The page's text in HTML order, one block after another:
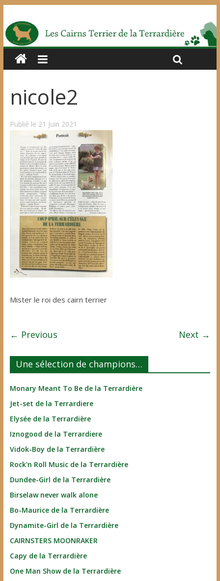
nicole2
Publié le 21 Juin 2021
Mister le roi des cairn terrier
← Previous Next →
Une sélection de champions…
Monary Meant To Be de la Terrardière
Jet-set de la Terrardiere
Elysée de la Terrardière
Iznogood de la Terrardiere
Vidok-Boy de la Terrardière
Rock'n Roll Music de la Terrardière
Dundee-Girl de la Terrardière
Birselaw never walk alone
Bo-Maurice de la Terrardière
Dynamite-Girl de la Terrardière
CAIRNSTERS MOONRAKER
Capy de la Terrardière
One Man Show de la Terrardière